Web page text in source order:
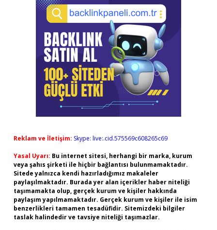
Reklam ve İletişim: Skype: live:.cid.575569c608265c69
Yasal Uyarı: Bu internet sitesi, herhangi bir marka, kurum
veya şahıs şirketi ile hiçbir bağlantısı bulunmamaktadır.
Sitede yalnızca kendi hazırladığımız makaleler
paylaşılmaktadır. Burada yer alan içerikler haber niteliği
taşımamakta olup, gerçek kurum ve kişiler hakkında
paylaşım yapılmamaktadır. Gerçek kurum ve kişiler ile isim
benzerlikleri tamamen tesadüfidir. Sitemizdeki bilgiler
taslak halindedir ve tavsiye niteliği taşımazlar.